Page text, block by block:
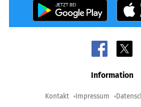
Information
Kontakt Impressum